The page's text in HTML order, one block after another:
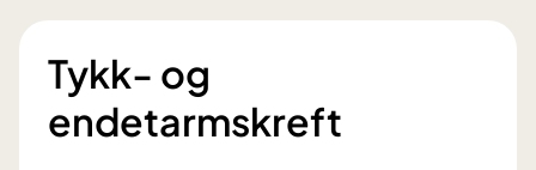
Tykk- og
endetarmskreft